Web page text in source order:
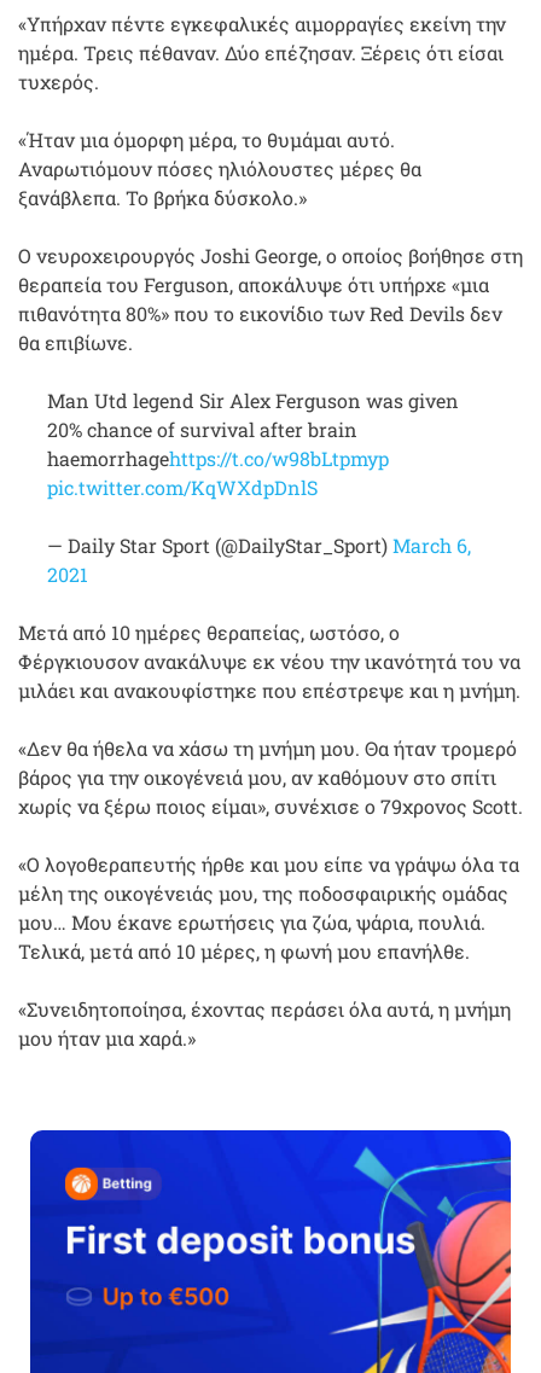
«Υπήρχαν πέντε εγκεφαλικές αιμορραγίες εκείνη την
ημέρα. Τρεις πέθαναν. Δύο επέζησαν. Ξέρεις ότι είσαι
τυχερός.
«Ήταν μια όμορφη μέρα, το θυμάμαι αυτό.
Αναρωτιόμουν πόσες ηλιόλουστες μέρες θα
ξανάβλεπα. Το βρήκα δύσκολο.»
Ο νευροχειρουργός Joshi George, ο οποίος βοήθησε στη
θεραπεία του Ferguson, αποκάλυψε ότι υπήρχε «μια
πιθανότητα 80%» που το εικονίδιο των Red Devils δεν
θα επιβίωνε.
Man Utd legend Sir Alex Ferguson was given
20% chance of survival after brain
haemorrhagehttps://t.co/w98bLtpmyp
pic.twitter.com/KqWXdpDnlS
— Daily Star Sport (@DailyStar_Sport)March 6,
2021
Μετά από 10 ημέρες θεραπείας, ωστόσο, ο
Φέργκιουσον ανακάλυψε εκ νέου την ικανότητά του να
μιλάει και ανακουφίστηκε που επέστρεψε και η μνήμη.
«Δεν θα ήθελα να χάσω τη μνήμη μου. Θα ήταν τρομερό
βάρος για την οικογένειά μου, αν καθόμουν στο σπίτι
χωρίς να ξέρω ποιος είμαι», συνέχισε ο 79χρονος Scott.
«Ο λογοθεραπευτής ήρθε και μου είπε να γράψω όλα τα
μέλη της οικογένειάς μου, της ποδοσφαιρικής ομάδας
μου… Μου έκανε ερωτήσεις για ζώα, ψάρια, πουλιά.
Τελικά, μετά από 10 μέρες, η φωνή μου επανήλθε.
«Συνειδητοποίησα, έχοντας περάσει όλα αυτά, η μνήμη
μου ήταν μια χαρά.»